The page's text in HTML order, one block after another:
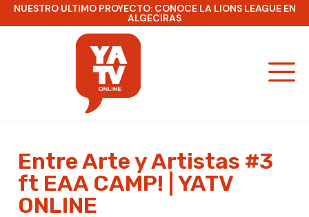
NUESTRO ULTIMO PROYECTO: CONOCE LA LIONS LEAGUE EN
ALGECIRAS
Entre Arte y Artistas #3
ft EAA CAMP! | YATV
ONLINE